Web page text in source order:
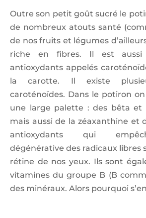
Outre son petit goût sucré le
de nombreux atouts santé
de nos fruits et légumes
riche en fibres. Il est
antioxydants appelés
la carotte. Il existe
caroténoïdes. Dans le potiron
une large palette : des bêta et
mais aussi de la zéaxanthine et
antioxydants qui
dégénérative des radicaux libres
rétine de nos yeux. Ils sont
vitamines du groupe B (B
des minéraux. Alors pourquoi